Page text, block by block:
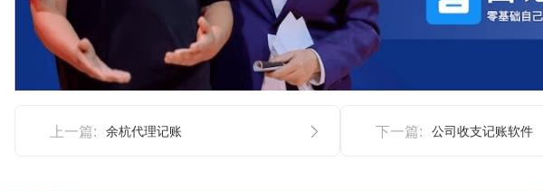
上一篇: 余杭代理记账 下一篇: 公司收支记账软件